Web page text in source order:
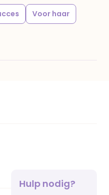
Voor haar
Hulp nodig?